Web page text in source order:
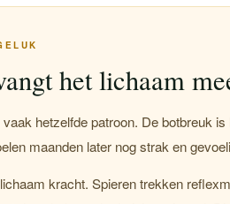
het lichaam
hetzelfde patroon. De botbreuk
maanden later nog strak en
kracht. Spieren trekken